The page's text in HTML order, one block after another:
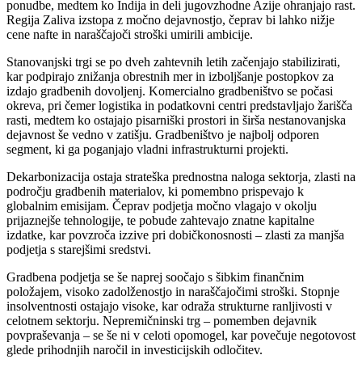
ponudbe, medtem ko Indija in deli jugovzhodne Azije ohranjajo rast.
Regija Zaliva izstopa z močno dejavnostjo, čeprav bi lahko nižje
cene nafte in naraščajoči stroški umirili ambicije.
Stanovanjski trgi se po dveh zahtevnih letih začenjajo stabilizirati,
kar podpirajo znižanja obrestnih mer in izboljšanje postopkov za
izdajo gradbenih dovoljenj. Komercialno gradbeništvo se počasi
okreva, pri čemer logistika in podatkovni centri predstavljajo žarišča
rasti, medtem ko ostajajo pisarniški prostori in širša nestanovanjska
dejavnost še vedno v zatišju. Gradbeništvo je najbolj odporen
segment, ki ga poganjajo vladni infrastrukturni projekti.
Dekarbonizacija ostaja strateška prednostna naloga sektorja, zlasti na
področju gradbenih materialov, ki pomembno prispevajo k
globalnim emisijam. Čeprav podjetja močno vlagajo v okolju
prijaznejše tehnologije, te pobude zahtevajo znatne kapitalne
izdatke, kar povzroča izzive pri dobičkonosnosti – zlasti za manjša
podjetja s starejšimi sredstvi.
Gradbena podjetja se še naprej soočajo s šibkim finančnim
položajem, visoko zadolženostjo in naraščajočimi stroški. Stopnje
insolventnosti ostajajo visoke, kar odraža strukturne ranljivosti v
celotnem sektorju. Nepremičninski trg – pomemben dejavnik
povpraševanja – se še ni v celoti opomogel, kar povečuje negotovost
glede prihodnjih naročil in investicijskih odločitev.